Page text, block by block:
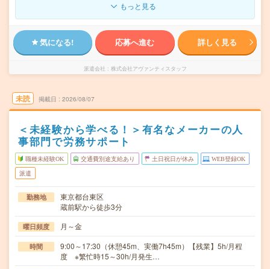
もっと見る
気になる! 応募へ進む 詳しく見る
派遣会社 株式会社アヴァンティスタッフ
未読 掲載日 2026/08/07
＜未経験から学べる！＞有名なメーカーの人
事部門で労務サポート
職種未経験OK 交通費別途支給あり 土日祝日が休み WEB登録OK
派遣
勤務地
東京都台東区
蔵前駅から徒歩3分
曜日頻度 月～金
時間
9:00～17:30（休憩45m、実働7h45m）【残業】5h/月程
度 ※繁忙時15～30h/月発生…